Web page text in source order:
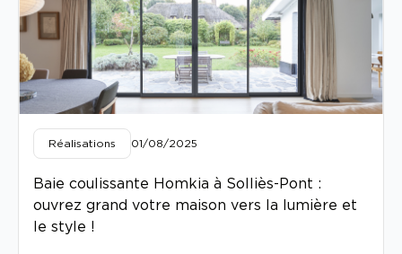
Réalisations 01/08/2025
Baie coulissante Homkia à Solliès-Pont :
ouvrez grand votre maison vers la lumière et
le style !